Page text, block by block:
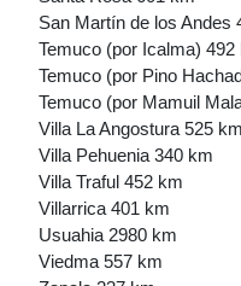
San Martín de los Andes
Temuco (por Icalma) 492
Temuco (por Pino
Temuco (por Mamuil
Villa La Angostura 525 km
Villa Pehuenia 340 km
Villa Traful 452 km
Villarrica 401 km
Usuahia 2980 km
Viedma 557 km